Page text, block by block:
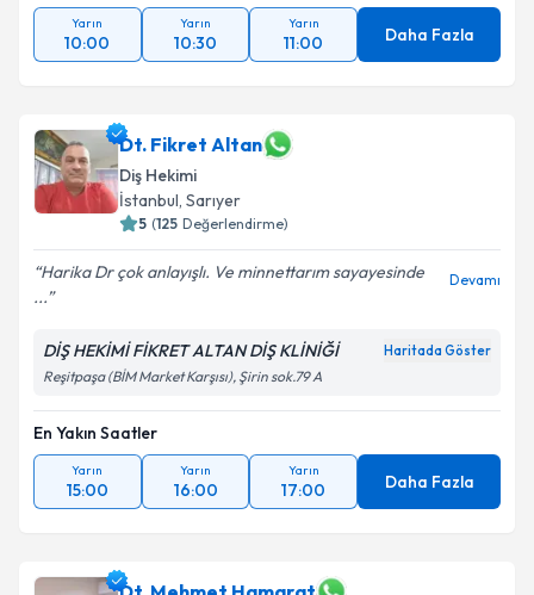
Yarın
10:00
Yarın
10:30
Yarın
11:00 Daha Fazla
Dt. Fikret Altan
Diş Hekimi
İstanbul, Sarıyer
5 (125 Değerlendirme)
Harika Dr çok anlayışlı. Ve minnettarım sayayesinde
...
Devamı
DİŞ HEKİMİ FİKRET ALTAN DİŞ KLİNİĞİ Haritada Göster
Reşitpaşa (BİM Market Karşısı), Şirin sok.79 A
En Yakın Saatler
Yarın
15:00
Yarın
16:00
Yarın
17:00 Daha Fazla